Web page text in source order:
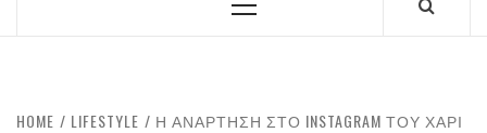
Primary
HOME LIFESTYLE
Η ΑΝΆΡΤΗΣΗ ΣΤΟ INSTAGRAM ΤΟΥ ΧΆΡΙ